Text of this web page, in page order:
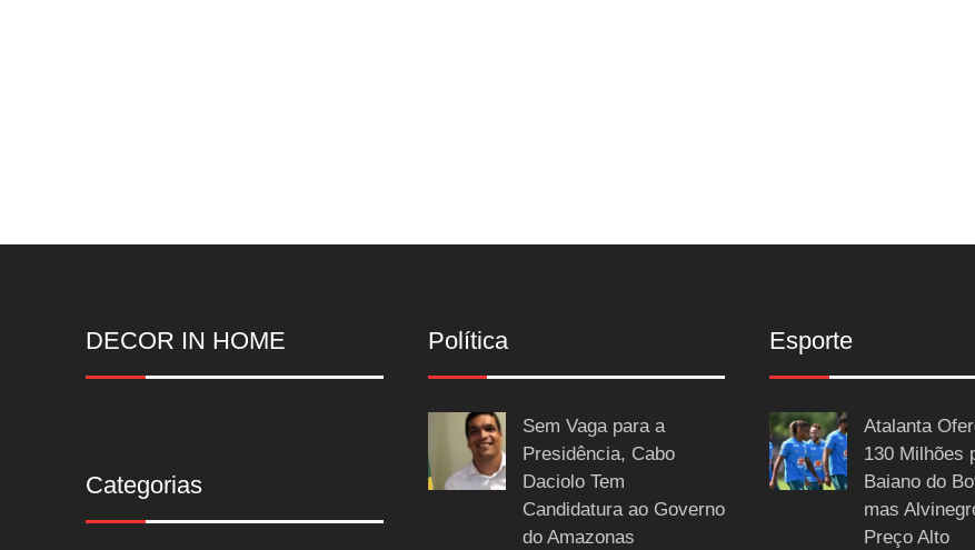
DECOR IN HOME
Categorias
Política
Sem Vaga para a
Presidência, Cabo
Daciolo Tem
Candidatura ao Governo
do Amazonas
Esporte
Atalanta
130 Milhões
Baiano do
mas
Preço Alto